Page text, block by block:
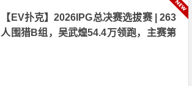
【EV扑克】2026IPG总决赛选拔赛 | 263
人围猎B组，吴武煌54.4万领跑，主赛第